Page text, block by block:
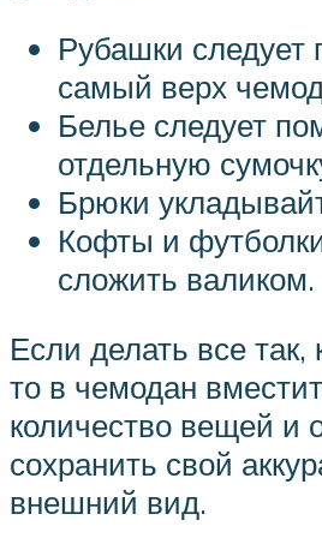
Рубашки следует
самый верх
Белье следует
отдельную
Брюки
Кофты и
сложить валиком.
Если делать все так,
то в чемодан
количество вещей и
сохранить свой
внешний вид.